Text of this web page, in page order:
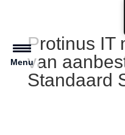
Protinus IT
van
Standaard
Menu